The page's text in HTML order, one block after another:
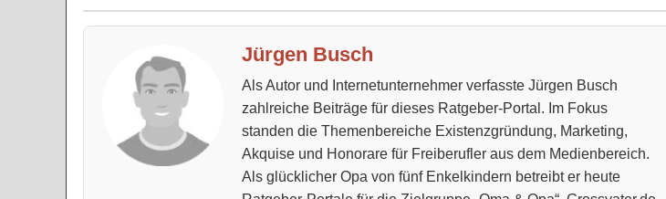
Jürgen Busch
Als Autor und Internetunternehmer verfasste Jürgen Busch
zahlreiche Beiträge für dieses Ratgeber-Portal. Im Fokus
standen die Themenbereiche Existenzgründung, Marketing,
Akquise und Honorare für Freiberufler aus dem Medienbereich.
Als glücklicher Opa von fünf Enkelkindern betreibt er heute